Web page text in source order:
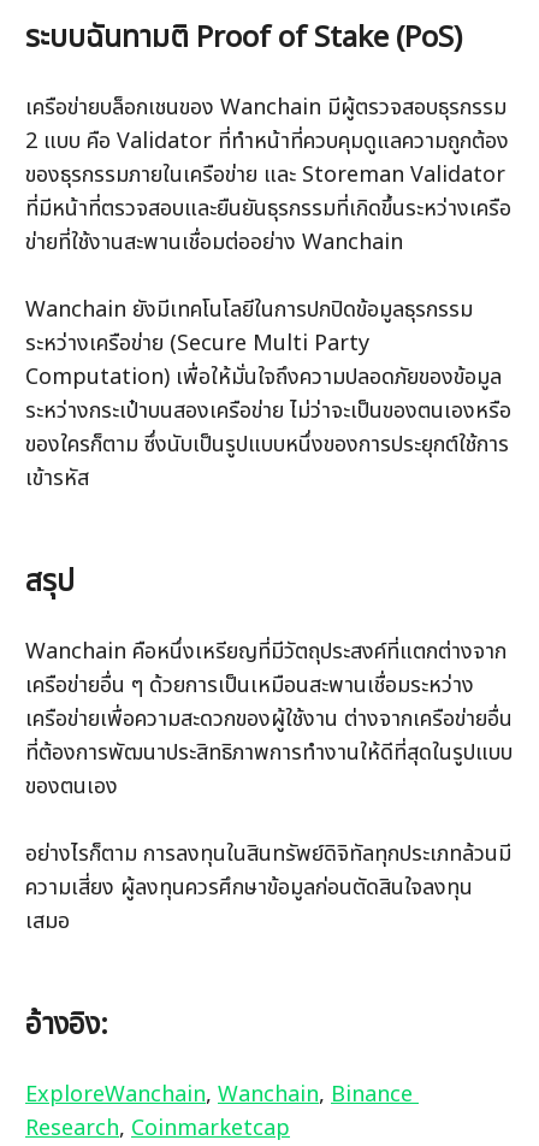
ระบบฉันทามติ Proof of Stake (PoS)
เครือข่ายบล็อกเชนของ Wanchain มีผู้ตรวจสอบธุรกรรม
2 แบบ คือ Validator ที่ทำหน้าที่ควบคุมดูแลความถูกต้อง
ของธุรกรรมภายในเครือข่าย และ Storeman Validator
ที่มีหน้าที่ตรวจสอบและยืนยันธุรกรรมที่เกิดขึ้นระหว่างเครือ
ข่ายที่ใช้งานสะพานเชื่อมต่ออย่าง Wanchain
Wanchain ยังมีเทคโนโลยีในการปกปิดข้อมูลธุรกรรม
ระหว่างเครือข่าย (Secure Multi Party
Computation) เพื่อให้มั่นใจถึงความปลอดภัยของข้อมูล
ระหว่างกระเป๋าบนสองเครือข่าย ไม่ว่าจะเป็นของตนเองหรือ
ของใครก็ตาม ซึ่งนับเป็นรูปแบบหนึ่งของการประยุกต์ใช้การ
เข้ารหัส
สรุป
Wanchain คือหนึ่งเหรียญที่มีวัตถุประสงค์ที่แตกต่างจาก
เครือข่ายอื่น ๆ ด้วยการเป็นเหมือนสะพานเชื่อมระหว่าง
เครือข่ายเพื่อความสะดวกของผู้ใช้งาน ต่างจากเครือข่ายอื่น
ที่ต้องการพัฒนาประสิทธิภาพการทำงานให้ดีที่สุดในรูปแบบ
ของตนเอง
อย่างไรก็ตาม การลงทุนในสินทรัพย์ดิจิทัลทุกประเภทล้วนมี
ความเสี่ยง ผู้ลงทุนควรศึกษาข้อมูลก่อนตัดสินใจลงทุน
เสมอ
อ้างอิง:
ExploreWanchain, Wanchain, Binance
Research, Coinmarketcap